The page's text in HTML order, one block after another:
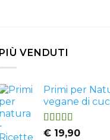
PIÙ VENDUTI
Primi per
vegane di
Valutato
€ 19,90